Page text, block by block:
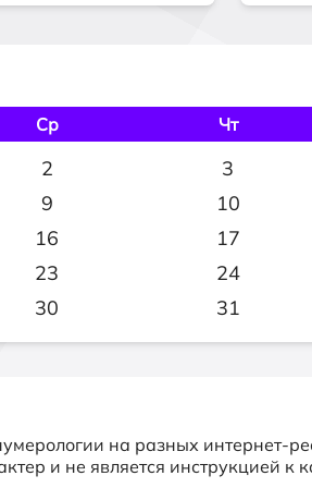
Ср Чт
2 3
9 10
16 17
23 24
30 31
на разных интернет-
и не является инструкцией к